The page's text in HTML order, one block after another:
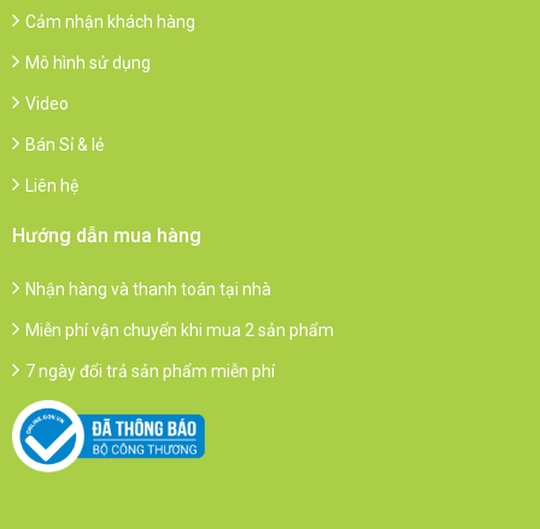
Cảm nhận khách hàng
Mô hình sử dụng
Video
Bán Sỉ & lẻ
Liên hệ
Hướng dẫn mua hàng
Nhận hàng và thanh toán tại nhà
Miễn phí vận chuyển khi mua 2 sản phẩm
7 ngày đổi trả sản phẩm miễn phí